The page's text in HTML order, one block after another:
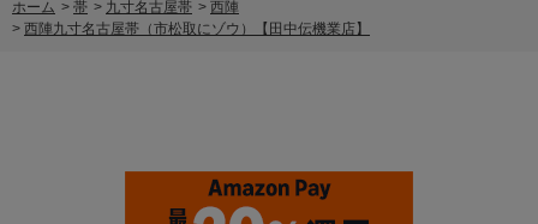
ホーム > 帯 > 九寸名古屋帯 > 西陣
> 西陣九寸名古屋帯（市松取にゾウ）【田中伝機業店】